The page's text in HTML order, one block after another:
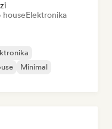
houseElektronika
Minimal